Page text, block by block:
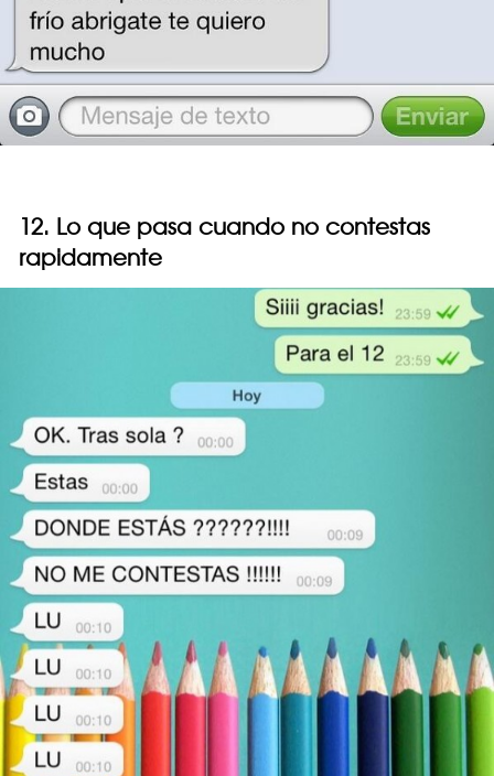
12. Lo que pasa cuando no contestas
rapidamente